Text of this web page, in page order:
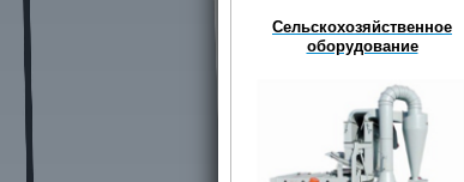
Сельскохозяйственное
оборудование